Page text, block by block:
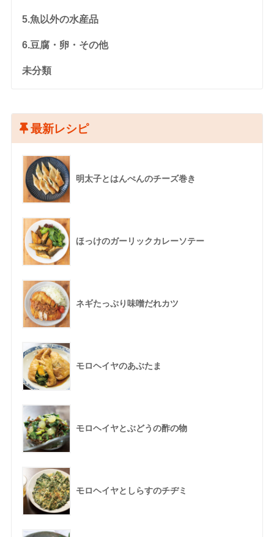
5.魚以外の水産品
6.豆腐・卵・その他
未分類
最新レシピ
明太子とはんぺんのチーズ巻き
ほっけのガーリックカレーソテー
ネギたっぷり味噌だれカツ
モロヘイヤのあぶたま
モロヘイヤとぶどうの酢の物
モロヘイヤとしらすのチヂミ